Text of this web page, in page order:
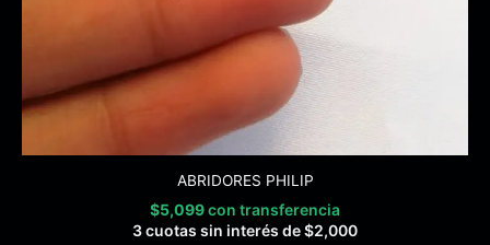
ABRIDORES PHILIP
$5,099con transferencia
3 cuotas sin interés de$2,000